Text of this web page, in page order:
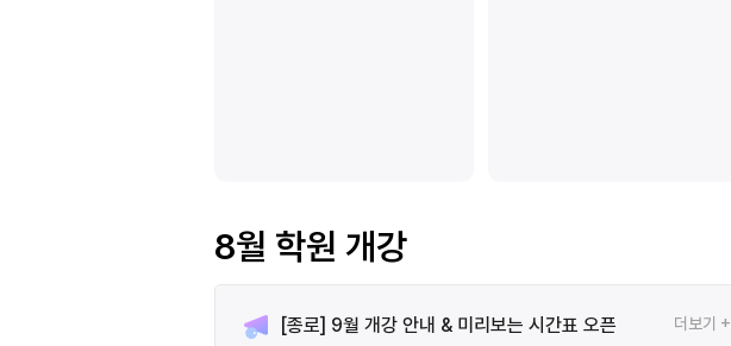
8월 학원 개강
[종로] 9월 개강 안내 & 미리보는 시간표 오픈 더보기 +